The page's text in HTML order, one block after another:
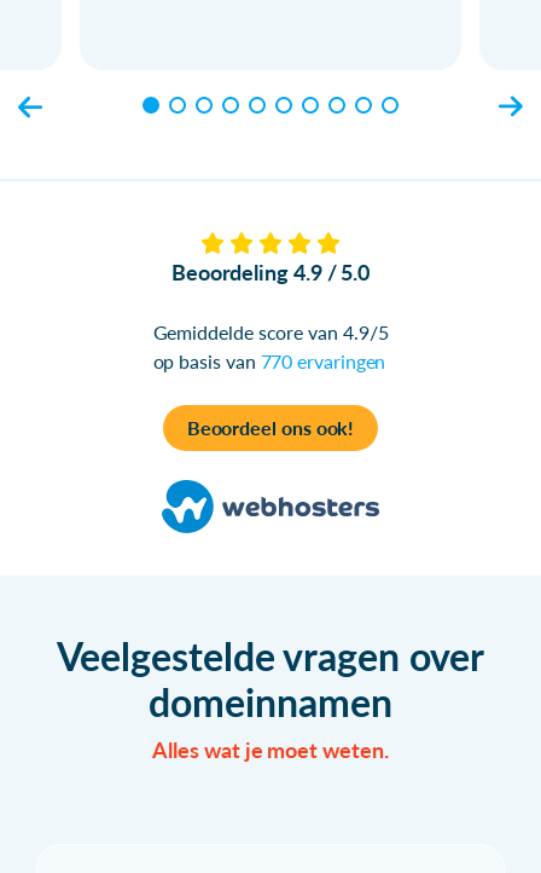
Beoordeling 4.9 / 5.0
Gemiddelde score van 4.9/5
op basis van 770 ervaringen
Beoordeel ons ook!
Veelgestelde vragen over
domeinnamen
Alles wat je moet weten.